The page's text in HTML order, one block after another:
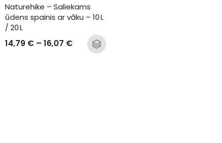
Naturehike – Saliekams
ūdens spainis ar vāku – 10 L
/ 20 L
14,79 € – 16,07 €